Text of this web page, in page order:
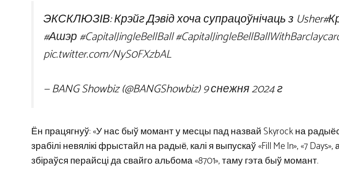
ЭКСКЛЮЗІВ: Крэйг Дэвід хоча супрацоўнічаць з Usher
#Ашэр#CapitalJingleBellBall
pic.twitter.com/NyS0FXzbAL
— BANG Showbiz (@BANGShowbiz)9 снежня 2024 г
Ён працягнуў: «У нас быў момант у месцы пад назвай Skyrock на
зрабілі невялікі фрыстайл на радыё, калі я выпускаў «Fill Me In», «7 Days»,
збіраўся перайсці да свайго альбома «8701», таму гэта быў момант.